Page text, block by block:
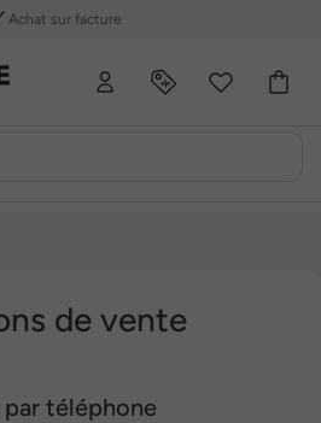
Achat sur facture
de vente
téléphone